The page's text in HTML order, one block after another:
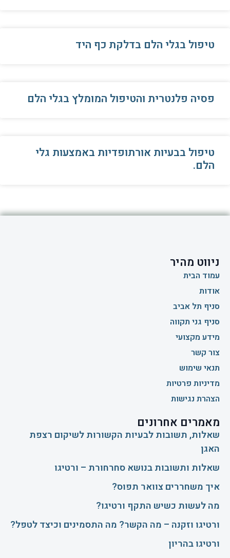
טיפול בגלי הלם בדלקת כף היד
פסיה פלנטרית והטיפול המומלץ בגלי הלם
טיפול בבעיות אורתופדיות באמצעות גלי
הלם.
ניווט מהיר
עמוד הבית
אודות
סניף תל אביב
סניף גני תקווה
מידע מקצועי
צור קשר
תנאי שימוש
מדיניות פרטיות
הצהרת נגישות
מאמרים אחרונים
שאלות, תשובות לבעיות הקשורות לשיקום רצפת
האגן
שאלות ותשובות בנושא סחרחורת – ורטיגו
איך משחררים צוואר תפוס?
​מה לעשות כשיש התקף ורטיגו?
ורטיגו וזקנה – מה הקשר? מה התסמינים וכיצד לטפל?
ורטיגו בהריון